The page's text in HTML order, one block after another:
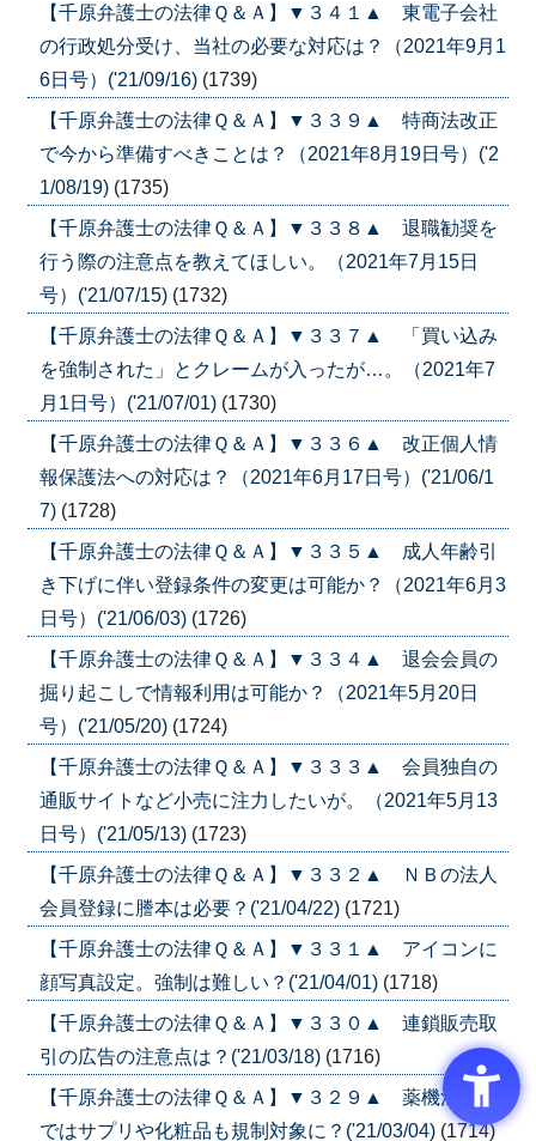
【千原弁護士の法律Ｑ＆Ａ】▼３４１▲ 東電子会社
の行政処分受け、当社の必要な対応は？（2021年9月1
6日号）('21/09/16) (1739)
【千原弁護士の法律Ｑ＆Ａ】▼３３９▲ 特商法改正
で今から準備すべきことは？（2021年8月19日号）('2
1/08/19) (1735)
【千原弁護士の法律Ｑ＆Ａ】▼３３８▲ 退職勧奨を
行う際の注意点を教えてほしい。（2021年7月15日
号）('21/07/15) (1732)
【千原弁護士の法律Ｑ＆Ａ】▼３３７▲ 「買い込み
を強制された」とクレームが入ったが…。（2021年7
月1日号）('21/07/01) (1730)
【千原弁護士の法律Ｑ＆Ａ】▼３３６▲ 改正個人情
報保護法への対応は？（2021年6月17日号）('21/06/1
7) (1728)
【千原弁護士の法律Ｑ＆Ａ】▼３３５▲ 成人年齢引
き下げに伴い登録条件の変更は可能か？（2021年6月3
日号）('21/06/03) (1726)
【千原弁護士の法律Ｑ＆Ａ】▼３３４▲ 退会会員の
掘り起こしで情報利用は可能か？（2021年5月20日
号）('21/05/20) (1724)
【千原弁護士の法律Ｑ＆Ａ】▼３３３▲ 会員独自の
通販サイトなど小売に注力したいが。（2021年5月13
日号）('21/05/13) (1723)
【千原弁護士の法律Ｑ＆Ａ】▼３３２▲ ＮＢの法人
会員登録に謄本は必要？('21/04/22) (1721)
【千原弁護士の法律Ｑ＆Ａ】▼３３１▲ アイコンに
顔写真設定。強制は難しい？('21/04/01) (1718)
【千原弁護士の法律Ｑ＆Ａ】▼３３０▲ 連鎖販売取
引の広告の注意点は？('21/03/18) (1716)
【千原弁護士の法律Ｑ＆Ａ】▼３２９▲ 薬機法改正
ではサプリや化粧品も規制対象に？('21/03/04) (1714)